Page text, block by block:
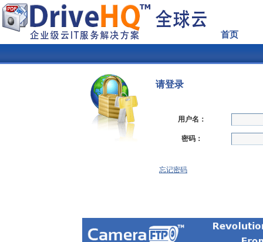
首页
请登录
用户名：
密码：
忘记密码